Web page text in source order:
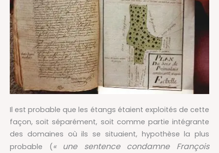
Il est probable que les étangs étaient exploités de cette
façon, soit séparément, soit comme partie intégrante
des domaines où ils se situaient, hypothèse la plus
probable (« une sentence condamne François